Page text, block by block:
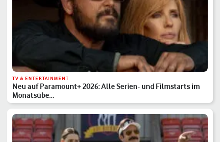
TV & ENTERTAINMENT
Neu auf Paramount+ 2026: Alle Serien- und Filmstarts im
Monatsübe…